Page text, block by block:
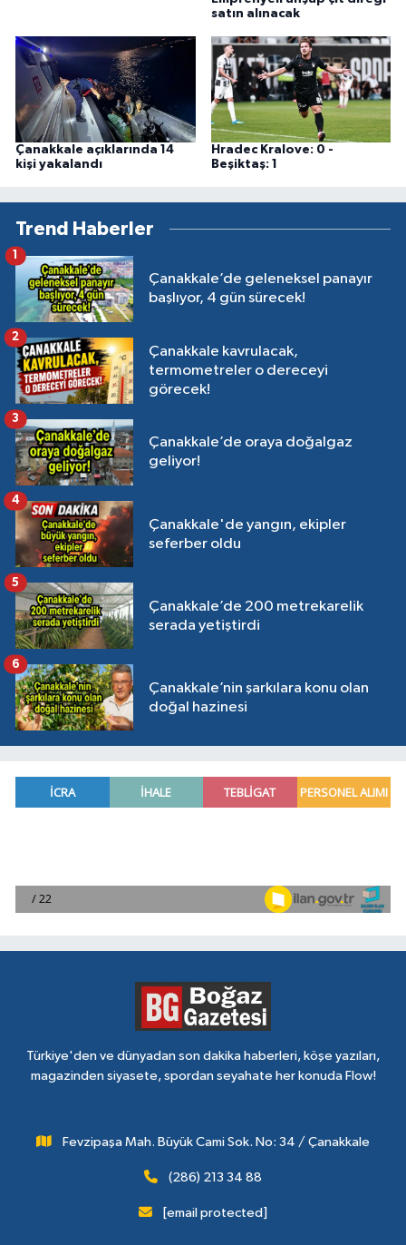
satın alınacak
Çanakkale açıklarında 14
kişi yakalandı
Hradec Kralove: 0 -
Beşiktaş: 1
Trend Haberler
Çanakkale’de geleneksel panayır
başlıyor, 4 gün sürecek!
1
Çanakkale kavrulacak,
termometreler o dereceyi
görecek!
2
Çanakkale’de oraya doğalgaz
geliyor!
3
Çanakkale'de yangın, ekipler
seferber oldu
4
Çanakkale’de 200 metrekarelik
serada yetiştirdi
5
Çanakkale’nin şarkılara konu olan
doğal hazinesi
6
Türkiye'den ve dünyadan son dakika haberleri, köşe yazıları,
magazinden siyasete, spordan seyahate her konuda Flow!
Fevzipaşa Mah. Büyük Cami Sok. No: 34 / Çanakkale
(286) 213 34 88
[email protected]